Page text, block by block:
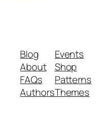
Blog
About
FAQs
Authors
Events
Shop
Patterns
Themes